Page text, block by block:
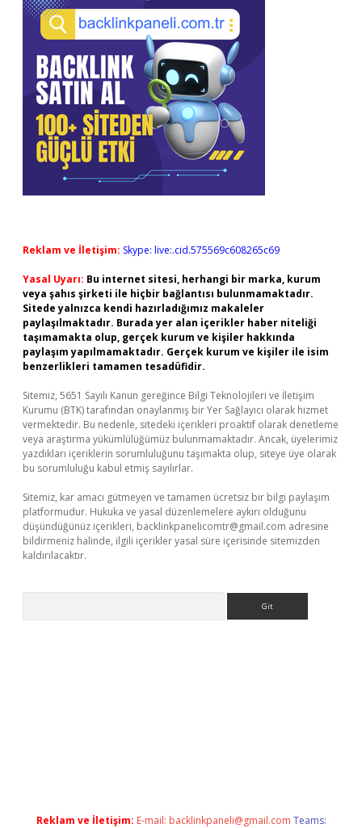
Reklam ve İletişim: Skype: live:.cid.575569c608265c69
Yasal Uyarı: Bu internet sitesi, herhangi bir marka, kurum
veya şahıs şirketi ile hiçbir bağlantısı bulunmamaktadır.
Sitede yalnızca kendi hazırladığımız makaleler
paylaşılmaktadır. Burada yer alan içerikler haber niteliği
taşımamakta olup, gerçek kurum ve kişiler hakkında
paylaşım yapılmamaktadır. Gerçek kurum ve kişiler ile isim
benzerlikleri tamamen tesadüfidir.
Sitemiz, 5651 Sayılı Kanun gereğince Bilgi Teknolojileri ve İletişim
Kurumu (BTK) tarafından onaylanmış bir Yer Sağlayıcı olarak hizmet
vermektedir. Bu nedenle, sitedeki içerikleri proaktif olarak denetleme
veya araştırma yükümlülüğümüz bulunmamaktadır. Ancak, üyelerimiz
yazdıkları içeriklerin sorumluluğunu taşımakta olup, siteye üye olarak
bu sorumluluğu kabul etmiş sayılırlar.
Sitemiz, kar amacı gütmeyen ve tamamen ücretsiz bir bilgi paylaşım
platformudur. Hukuka ve yasal düzenlemelere aykırı olduğunu
düşündüğünüz içerikleri, backlinkpanelicomtr@gmail.com adresine
bildirmeniz halinde, ilgili içerikler yasal süre içerisinde sitemizden
kaldırılacaktır.
Reklam ve İletişim: E-mail: backlinkpaneli@gmail.com Teams: